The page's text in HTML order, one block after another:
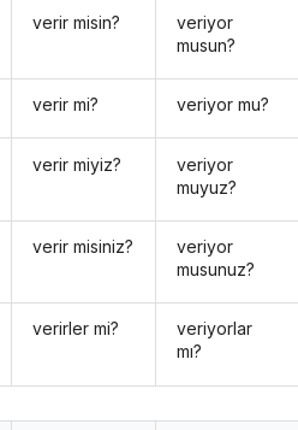
verir misin?
verir mi?
verir miyiz?
verir misiniz?
verirler mi?
veriyor
musun?
veriyor mu?
veriyor
muyuz?
veriyor
musunuz?
veriyorlar
mı?